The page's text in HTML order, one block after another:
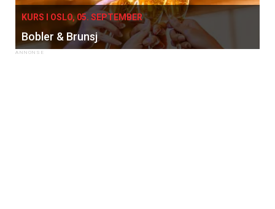
KURS I OSLO, 05. SEPTEMBER
Bobler & Brunsj